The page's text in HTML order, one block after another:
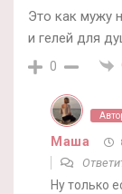
Это как мужу
и гелей для
0
Маша
Ну только